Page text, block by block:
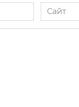
Сайт